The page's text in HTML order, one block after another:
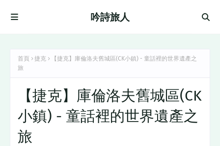
吟詩旅人
首頁 捷克
【捷克】庫倫洛夫舊城區(CK小鎮) - 童話裡的世界遺產之
旅
【捷克】庫倫洛夫舊城區(CK
小鎮) - 童話裡的世界遺產之
旅